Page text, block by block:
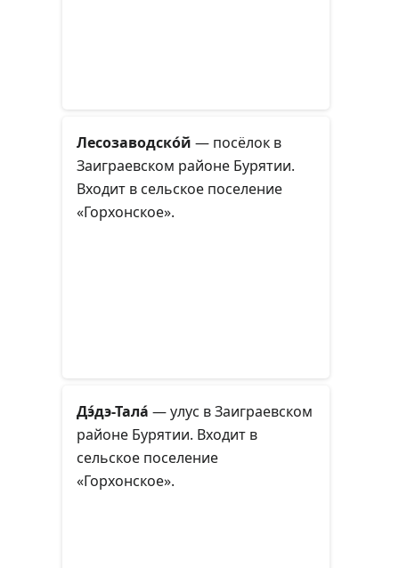
Лесозаводско́й — посёлок в
Заиграевском районе Бурятии.
Входит в сельское поселение
«Горхонское».
Дэ́дэ-Тала́ — улус в Заиграевском
районе Бурятии. Входит в
сельское поселение
«Горхонское».